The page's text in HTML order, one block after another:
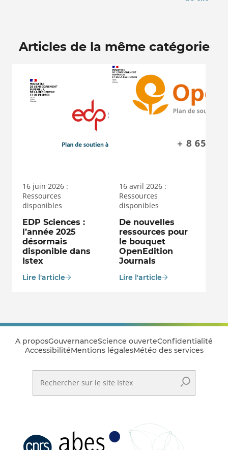
Articles de la même catégorie
16 juin 2026 :
Ressources
disponibles
EDP Sciences :
l’année 2025
désormais
disponible dans
Istex
Lire l'article
16 avril 2026 :
Ressources
disponibles
De nouvelles
ressources pour
le bouquet
OpenEdition
Journals
Lire l'article
A proposGouvernanceScience ouverteConfidentialité
AccessibilitéMentions légalesMétéo des services